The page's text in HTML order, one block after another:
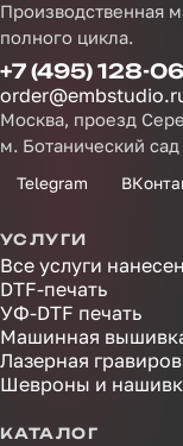
Производственная
полного цикла.
+7 (495) 128-
Москва, проезд
м. Ботанический
Telegram
УСЛУГИ
Все услуги
DTF-печать
УФ-DTF печать
Машинная
Лазерная
Шевроны и
КАТАЛОГ